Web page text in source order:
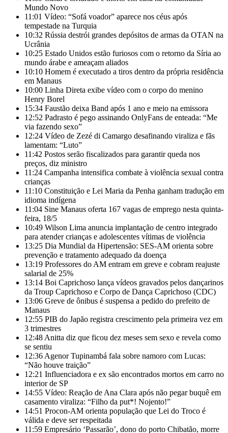
Mundo Novo
11:01 Vídeo: “Sofá voador” aparece nos céus após
tempestade na Turquia
10:32 Rússia destrói grandes depósitos de armas da OTAN na
Ucrânia
10:25 Estado Unidos estão furiosos com o retorno da Síria ao
mundo árabe e ameaçam aliados
10:10 Homem é executado a tiros dentro da própria residência
em Manaus
10:00 Linha Direta exibe vídeo com o corpo do menino
Henry Borel
15:34 Faustão deixa Band após 1 ano e meio na emissora
12:52 Padrasto é pego assinando OnlyFans de enteada: “Me
via fazendo sexo”
12:24 Vídeo de Zezé di Camargo desafinando viraliza e fãs
lamentam: “Luto”
11:42 Postos serão fiscalizados para garantir queda nos
preços, diz ministro
11:24 Campanha intensifica combate à violência sexual contra
crianças
11:10 Constituição e Lei Maria da Penha ganham tradução em
idioma indígena
11:04 Sine Manaus oferta 167 vagas de emprego nesta quinta-
feira, 18/5
10:49 Wilson Lima anuncia implantação de centro integrado
para atender crianças e adolescentes vítimas de violência
13:25 Dia Mundial da Hipertensão: SES-AM orienta sobre
prevenção e tratamento adequado da doença
13:19 Professores do AM entram em greve e cobram reajuste
salarial de 25%
13:14 Boi Caprichoso lança vídeos gravados pelos dançarinos
da Troup Caprichoso e Corpo de Dança Caprichoso (CDC)
13:06 Greve de ônibus é suspensa a pedido do prefeito de
Manaus
12:55 PIB do Japão registra crescimento pela primeira vez em
3 trimestres
12:48 Anitta diz que ficou dez meses sem sexo e revela como
se sentiu
12:36 Agenor Tupinambá fala sobre namoro com Lucas:
“Não houve traição”
12:21 Influenciadora e ex são encontrados mortos em carro no
interior de SP
14:55 Vídeo: Reação de Ana Clara após não pegar buquê em
casamento viraliza: “Filho da put*! Nojento!”
14:51 Procon-AM orienta população que Lei do Troco é
válida e deve ser respeitada
11:59 Empresário ‘Passarão’, dono do porto Chibatão, morre